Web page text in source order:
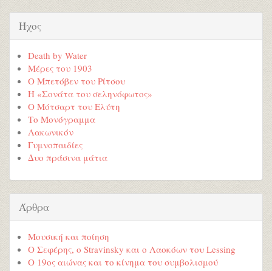
Ήχος
Death by Water
Μέρες του 1903
Ο Μπετόβεν του Ρίτσου
Η «Σονάτα του σεληνόφωτος»
Ο Μότσαρτ του Ελύτη
Το Μονόγραμμα
Λακωνικόν
Γυμνοπαιδίες
Δυο πράσινα μάτια
Άρθρα
Μουσική και ποίηση
Ο Σεφέρης, ο Stravinsky και ο Λαοκόων του Lessing
Ο 19ος αιώνας και το κίνημα του συμβολισμού